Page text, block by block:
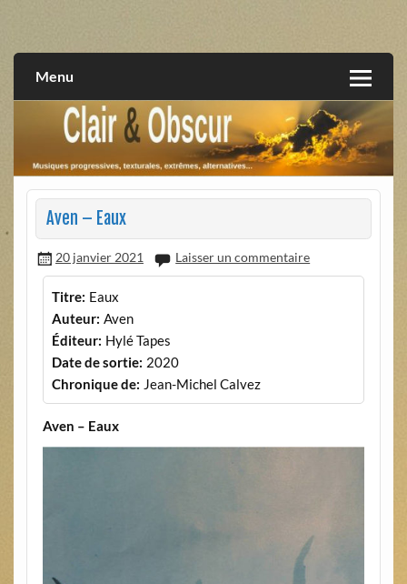
extrêmes, alternatives, texturales
Menu
Aven – Eaux
20 janvier 2021 Laisser un commentaire
Titre: Eaux
Auteur: Aven
Éditeur: Hylé Tapes
Date de sortie: 2020
Chronique de: Jean-Michel Calvez
Aven – Eaux